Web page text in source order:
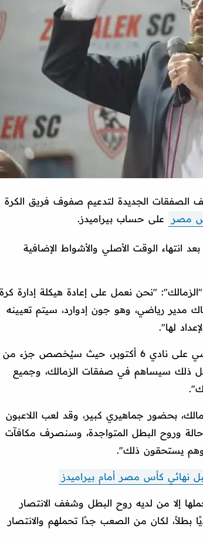
الصفقات الجديدة لتدعيم صفوف فريق الكرة
مصر على حساب بيراميدز.
انتهاء الوقت الأصلي والأشواط الإضافية
"نحن نعمل على إعادة هيكلة إدارة كرة
مدير رياضي، وهو جون إدوارد، سيتم تعيينه
لها".
وأردف: "أما بالنسبة للدعم المالي، فنعتمد بشكل أساسي على نادي 6 أكتوبر، حيث سيُخصص جزء من
وكل ذلك سيساهم في صفقات الزمالك، وجميع
بحضور جماهيري كبير، وقد لعب اللاعبون
وروح البطل المتواجدة، وسنصرف مكافآت
وهم يستحقون ذلك".
نهائي كأس مصر أمام بيراميدز
إلا من لديه روح البطل وشغف الانتصار
بطلاً، لكان من الصعب جدًا تحملهم والانتصار